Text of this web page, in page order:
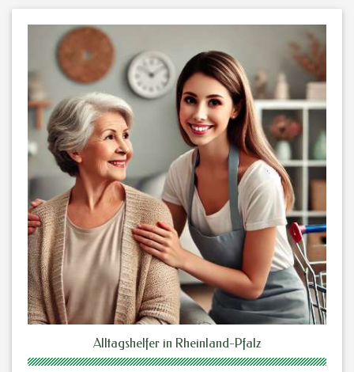
Alltagshelfer in Rheinland-Pfalz